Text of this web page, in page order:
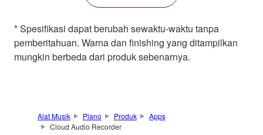
* Spesifikasi dapat berubah sewaktu-waktu tanpa
pemberitahuan. Warna dan finishing yang ditampilkan
mungkin berbeda dari produk sebenarnya.
Alat Musik Piano Produk
Apps
Cloud Audio Recorder